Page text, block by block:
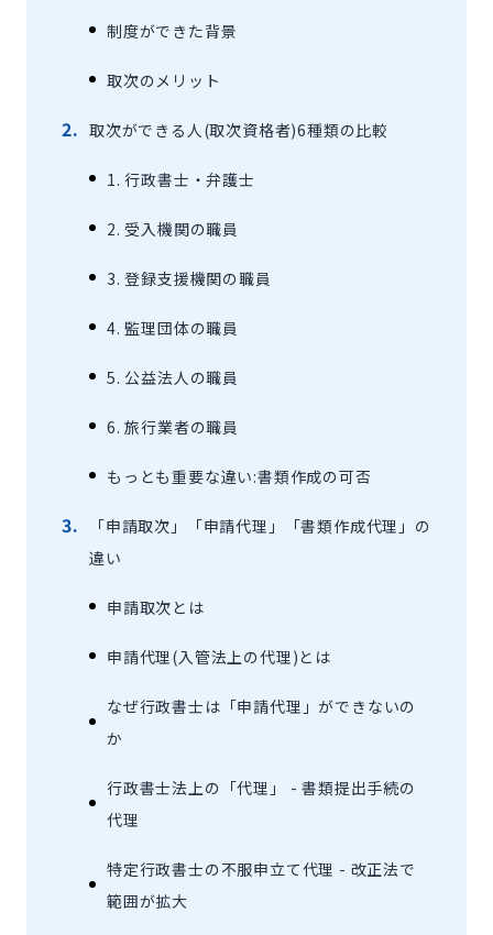
制度ができた背景
取次のメリット
取次ができる人(取次資格者)6種類の比較
1. 行政書士・弁護士
2. 受入機関の職員
3. 登録支援機関の職員
4. 監理団体の職員
5. 公益法人の職員
6. 旅行業者の職員
もっとも重要な違い:書類作成の可否
「申請取次」「申請代理」「書類作成代理」の
違い
申請取次とは
申請代理(入管法上の代理)とは
なぜ行政書士は「申請代理」ができないの
か
行政書士法上の「代理」 - 書類提出手続の
代理
特定行政書士の不服申立て代理 - 改正法で
範囲が拡大